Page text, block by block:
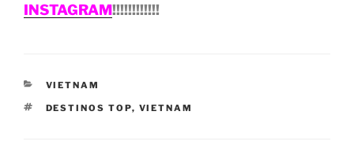
INSTAGRAM!!!!!!!!!!!!
CATEGORÍAS
VIETNAM
ETIQUETAS
DESTINOS TOP, VIETNAM